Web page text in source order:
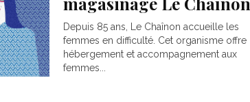
Depuis 85 ans, Le Chaînon accueille les
femmes en difficulté. Cet organisme offre
hébergement et accompagnement aux
femmes...